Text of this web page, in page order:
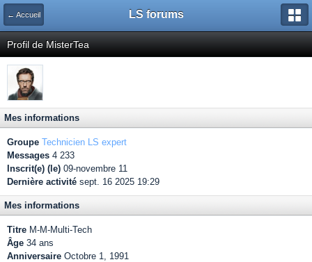
← Accueil LS forums
Profil de MisterTea
Mes informations
Groupe Technicien LS expert
Messages 4 233
Inscrit(e) (le) 09-novembre 11
Dernière activité sept. 16 2025 19:29
Mes informations
Titre M-M-Multi-Tech
Âge 34 ans
Anniversaire Octobre 1, 1991